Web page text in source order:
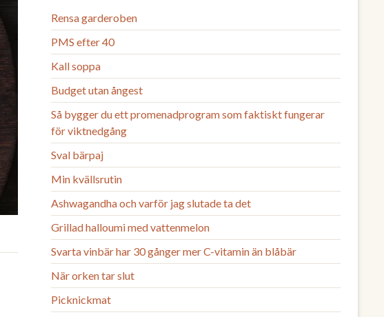
Rensa garderoben
PMS efter 40
Kall soppa
Budget utan ångest
Så bygger du ett promenadprogram som faktiskt fungerar
för viktnedgång
Sval bärpaj
Min kvällsrutin
Ashwagandha och varför jag slutade ta det
Grillad halloumi med vattenmelon
Svarta vinbär har 30 gånger mer C-vitamin än blåbär
När orken tar slut
Picknickmat